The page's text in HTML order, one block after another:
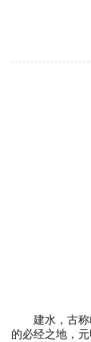
建水，古
的必经之地，